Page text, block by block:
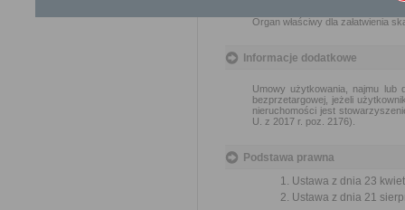
Organ właściwy dla załatwienia
Informacje dodatkowe
Umowy użytkowania, najmu
bezprzetargowej, jeżeli
nieruchomości jest
U. z 2017 r. poz. 2176).
Podstawa prawna
Ustawa z dnia 23
Ustawa z dnia 21